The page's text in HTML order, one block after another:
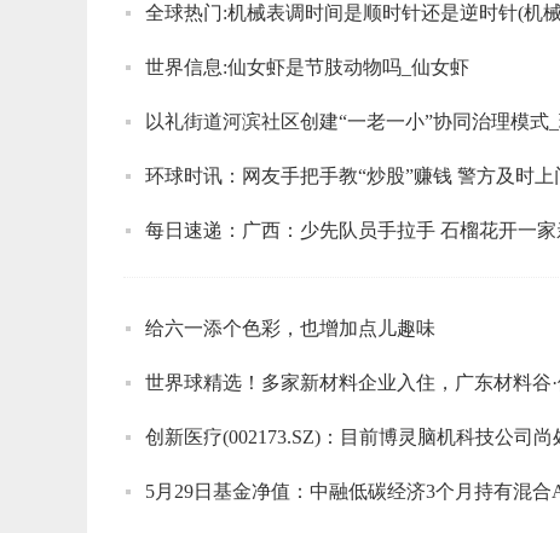
世界信息:仙女虾是节肢动物吗_仙女虾
以礼街道河滨社区创建“一老一小”协同治理模式
环球时讯：网友手把手教“炒股”赚钱 警方及时
每日速递：广西：少先队员手拉手 石榴花开一家
给六一添个色彩，也增加点儿趣味
世界球精选！多家新材料企业入住，广东材料谷
创新医疗(002173.SZ)：目前博灵脑机科技公司
5月29日基金净值：中融低碳经济3个月持有混合